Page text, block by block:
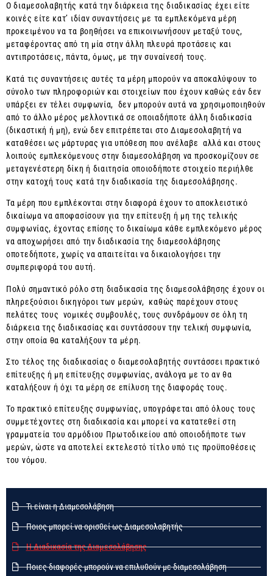
Τι είναι η Διαμεσολάβηση
Ποιος μπορεί να ορισθεί ως Διαμεσολαβητής
Η Διαδικασία της Διαμεσολάβησης
Ποιες διαφορές μπορούν να επιλυθούν με διαμεσολάβηση
Ο διαμεσολαβητής κατά την διάρκεια της διαδικασίας έχει είτε
κοινές είτε κατ’ ιδίαν συναντήσεις με τα εμπλεκόμενα μέρη
προκειμένου να τα βοηθήσει να επικοινωνήσουν μεταξύ τους,
μεταφέροντας από τη μία στην άλλη πλευρά προτάσεις και
αντιπροτάσεις, πάντα, όμως, με την συναίνεσή τους.
Κατά τις συναντήσεις αυτές τα μέρη μπορούν να αποκαλύψουν το
σύνολο των πληροφοριών και στοιχείων που έχουν καθώς εάν δεν
υπάρξει εν τέλει συμφωνία, δεν μπορούν αυτά να χρησιμοποιηθούν
από το άλλο μέρος μελλοντικά σε οποιαδήποτε άλλη διαδικασία
(δικαστική ή μη), ενώ δεν επιτρέπεται στο Διαμεσολαβητή να
καταθέσει ως μάρτυρας για υπόθεση που ανέλαβε αλλά και στους
λοιπούς εμπλεκόμενους στην διαμεσολάβηση να προσκομίζουν σε
μεταγενέστερη δίκη ή διαιτησία οποιοδήποτε στοιχείο περιήλθε
στην κατοχή τους κατά την διαδικασία της διαμεσολάβησης.
Τα μέρη που εμπλέκονται στην διαφορά έχουν το αποκλειστικό
δικαίωμα να αποφασίσουν για την επίτευξη ή μη της τελικής
συμφωνίας, έχοντας επίσης το δικαίωμα κάθε εμπλεκόμενο μέρος
να αποχωρήσει από την διαδικασία της διαμεσολάβησης
οποτεδήποτε, χωρίς να απαιτείται να δικαιολογήσει την
συμπεριφορά του αυτή.
Πολύ σημαντικό ρόλο στη διαδικασία της διαμεσολάβησης έχουν οι
πληρεξούσιοι δικηγόροι των μερών, καθώς παρέχουν στους
πελάτες τους νομικές συμβουλές, τους συνδράμουν σε όλη τη
διάρκεια της διαδικασίας και συντάσσουν την τελική συμφωνία,
στην οποία θα καταλήξουν τα μέρη.
Στο τέλος της διαδικασίας ο διαμεσολαβητής συντάσσει πρακτικό
επίτευξης ή μη επίτευξης συμφωνίας, ανάλογα με το αν θα
καταλήξουν ή όχι τα μέρη σε επίλυση της διαφοράς τους.
Το πρακτικό επίτευξης συμφωνίας, υπογράφεται από όλους τους
συμμετέχοντες στη διαδικασία και μπορεί να κατατεθεί στη
γραμματεία του αρμόδιου Πρωτοδικείου από οποιοδήποτε των
μερών, ώστε να αποτελεί εκτελεστό τίτλο υπό τις προϋποθέσεις
του νόμου.